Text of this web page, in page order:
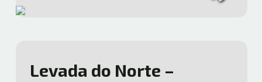
Levada do Norte –